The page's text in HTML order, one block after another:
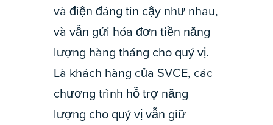
và điện đáng tin cậy như nhau,
và vẫn gửi hóa đơn tiền năng
lượng hàng tháng cho quý vị.
Là khách hàng của SVCE, các
chương trình hỗ trợ năng
lượng cho quý vị vẫn giữ